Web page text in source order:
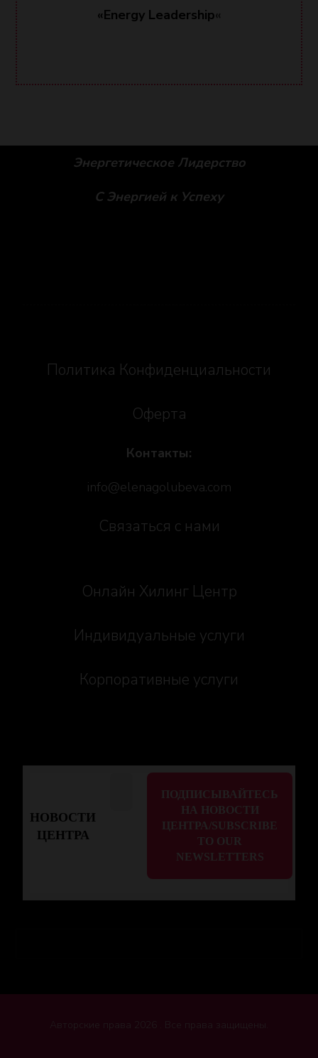
«Energy Leadership«
Энергетическое Лидерство
С Энергией к Успеху
Политика Конфиденциальности
Оферта
Контакты:
info@elenagolubeva.com
Связаться с нами
Онлайн Хилинг Центр
Индивидуальные услуги
Корпоративные услуги
НОВОСТИ
ЦЕНТРА
Авторские права 2026 . Все права защищены.